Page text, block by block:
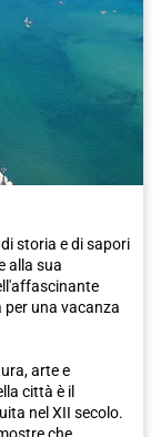
subito il tuo
affascinanti
Firenze, la città
storia e di sapori
alla sua
una vacanza
arte e
città è il
nel XII secolo.
che